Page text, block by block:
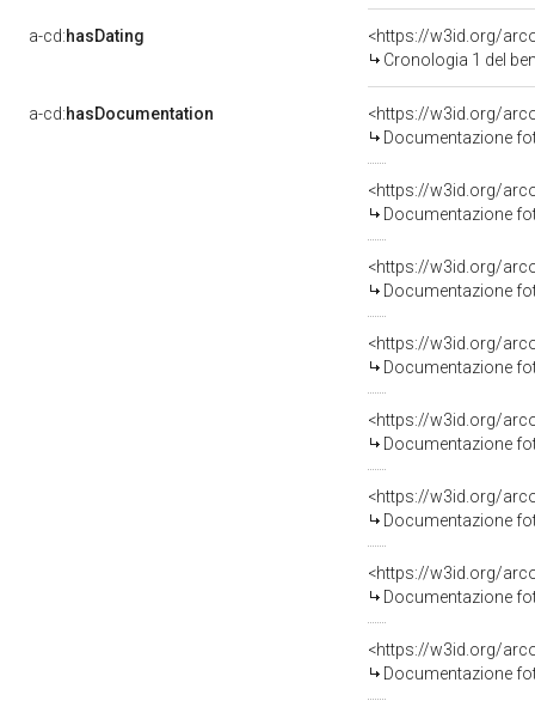
a-cd:hasDating
<https://w3id.org/
Cronologia 1 del
a-cd:hasDocumentation
Documentazione
Documentazione
Documentazione
Documentazione
Documentazione
Documentazione
Documentazione
Documentazione